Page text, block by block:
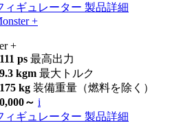
ィギュレーター 製品詳細
+
+
111 ps 最高出力
9.3 kgm 最大トルク
175 kg 装備重量（燃料を除く）
～ i
ィギュレーター 製品詳細